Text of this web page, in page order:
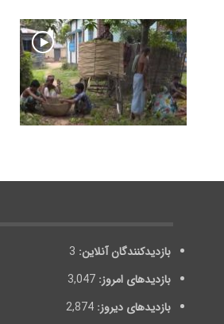
بازدیدکنندگان آنلاین: 3
بازدیدهای امروز: 3,047
بازدیدهای دیروز: 2,874